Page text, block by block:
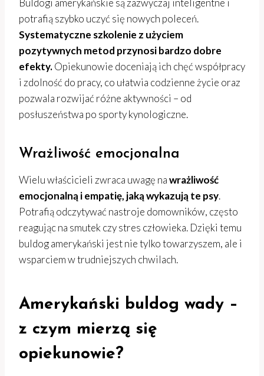
Buldogi amerykańskie są zazwyczaj inteligentne i
potrafią szybko uczyć się nowych poleceń.
Systematyczne szkolenie z użyciem
pozytywnych metod przynosi bardzo dobre
efekty.Opiekunowie doceniają ich chęć współpracy
i zdolność do pracy, co ułatwia codzienne życie oraz
pozwala rozwijać różne aktywności – od
posłuszeństwa po sporty kynologiczne.
Wrażliwość emocjonalna
Wielu właścicieli zwraca uwagę nawrażliwość
emocjonalną i empatię, jaką wykazują te psy.
Potrafią odczytywać nastroje domowników, często
reagując na smutek czy stres człowieka. Dzięki temu
buldog amerykański jest nie tylko towarzyszem, ale i
wsparciem w trudniejszych chwilach.
Amerykański buldog wady –
z czym mierzą się
opiekunowie?